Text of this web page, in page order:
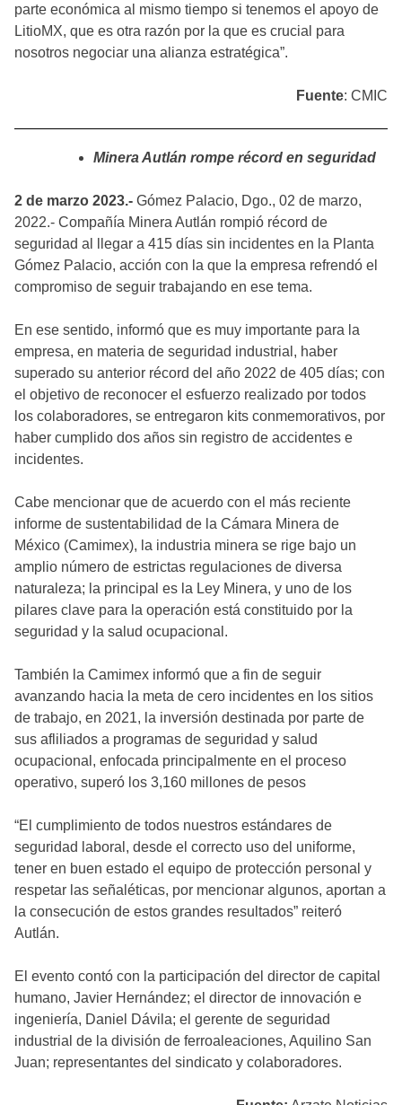
parte económica al mismo tiempo si tenemos el apoyo de
LitioMX, que es otra razón por la que es crucial para
nosotros negociar una alianza estratégica”.
Fuente: CMIC
Minera Autlán rompe récord en seguridad
2 de marzo 2023.- Gómez Palacio, Dgo., 02 de marzo,
2022.- Compañía Minera Autlán rompió récord de
seguridad al llegar a 415 días sin incidentes en la Planta
Gómez Palacio, acción con la que la empresa refrendó el
compromiso de seguir trabajando en ese tema.
En ese sentido, informó que es muy importante para la
empresa, en materia de seguridad industrial, haber
superado su anterior récord del año 2022 de 405 días; con
el objetivo de reconocer el esfuerzo realizado por todos
los colaboradores, se entregaron kits conmemorativos, por
haber cumplido dos años sin registro de accidentes e
incidentes.
Cabe mencionar que de acuerdo con el más reciente
informe de sustentabilidad de la Cámara Minera de
México (Camimex), la industria minera se rige bajo un
amplio número de estrictas regulaciones de diversa
naturaleza; la principal es la Ley Minera, y uno de los
pilares clave para la operación está constituido por la
seguridad y la salud ocupacional.
También la Camimex informó que a fin de seguir
avanzando hacia la meta de cero incidentes en los sitios
de trabajo, en 2021, la inversión destinada por parte de
sus afliliados a programas de seguridad y salud
ocupacional, enfocada principalmente en el proceso
operativo, superó los 3,160 millones de pesos
“El cumplimiento de todos nuestros estándares de
seguridad laboral, desde el correcto uso del uniforme,
tener en buen estado el equipo de protección personal y
respetar las señaléticas, por mencionar algunos, aportan a
la consecución de estos grandes resultados” reiteró
Autlán.
El evento contó con la participación del director de capital
humano, Javier Hernández; el director de innovación e
ingeniería, Daniel Dávila; el gerente de seguridad
industrial de la división de ferroaleaciones, Aquilino San
Juan; representantes del sindicato y colaboradores.